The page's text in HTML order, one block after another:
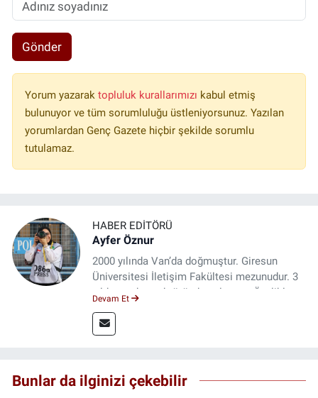
Gönder
Yorum yazarak topluluk kurallarımızı kabul etmiş
bulunuyor ve tüm sorumluluğu üstleniyorsunuz. Yazılan
yorumlardan Genç Gazete hiçbir şekilde sorumlu
tutulamaz.
HABER EDITÖRÜ
Ayfer Öznur
2000 yılında Van’da doğmuştur. Giresun
Üniversitesi İletişim Fakültesi mezunudur. 3
yıldır medya sektöründe çalışıyor. Özelikle
Devam Et
Bunlar da ilginizi çekebilir